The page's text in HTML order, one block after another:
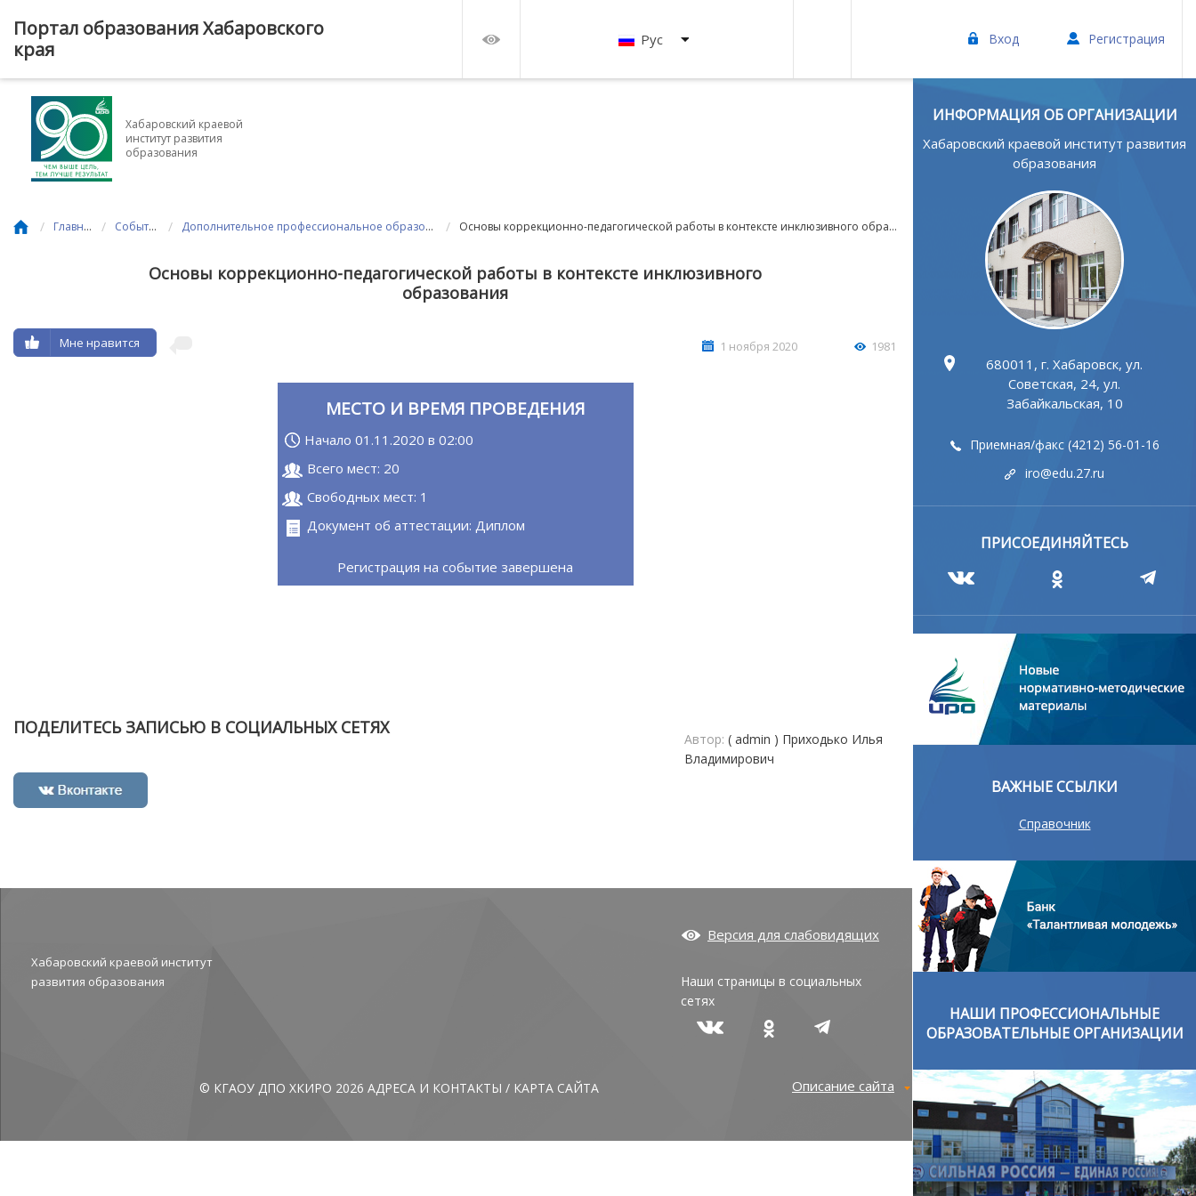
Портал образования Хабаровского
края
Рус Вход Регистрация
ИНФОРМАЦИЯ ОБ ОРГАНИЗАЦИИ
Хабаровский краевой институт развития
образования
680011, г. Хабаровск, ул.
Советская, 24, ул.
Забайкальская, 10
Приемная/факс (4212) 56-01-16
iro@edu.27.ru
ПРИСОЕДИНЯЙТЕСЬ
ВАЖНЫЕ ССЫЛКИ
Справочник
ОБРАЗОВАТЕЛЬНЫЕ ОРГАНИЗАЦИИ
НАШИ ПРОФЕССИОНАЛЬНЫЕ
ОБРАЗОВАТЕЛЬНЫЕ ОРГАНИЗАЦИИ
Хабаровский краевой
институт развития
образования
/ Главная / События / Дополнительное профессиональное образование / Основы коррекционно-педагогической работы в контексте инклюзивного образования
Основы коррекционно-педагогической работы в контексте инклюзивного
образования
Мне нравится 1 ноября 2020 1981
МЕСТО И ВРЕМЯ ПРОВЕДЕНИЯ
Начало 01.11.2020 в 02:00
Всего мест: 20
Свободных мест: 1
Документ об аттестации: Диплом
Регистрация на событие завершена
ПОДЕЛИТЕСЬ ЗАПИСЬЮ В СОЦИАЛЬНЫХ СЕТЯХ
Автор: ( admin ) Приходько Илья
Владимирович
Хабаровский краевой институт
развития образования
Версия для слабовидящих
Наши страницы в социальных
сетях
© КГАОУ ДПО ХКИРО 2026 АДРЕСА И КОНТАКТЫ / КАРТА САЙТА Описание сайта